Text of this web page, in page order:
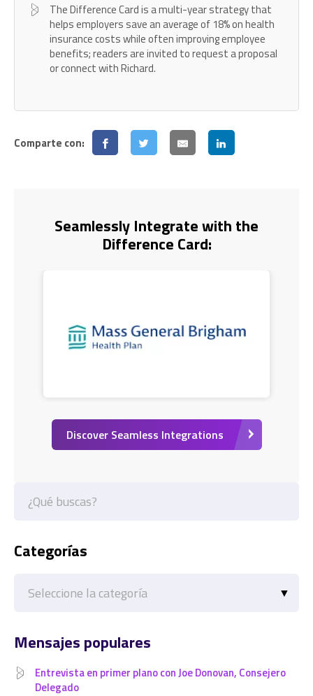
The Difference Card is a multi-year strategy that
helps employers save an average of 18% on health
insurance costs while often improving employee
benefits; readers are invited to request a proposal
or connect with Richard.
Comparte con:
Seamlessly Integrate with the
Difference Card:
Discover Seamless Integrations
Categorías
Mensajes populares
Entrevista en primer plano con Joe Donovan, Consejero
Delegado